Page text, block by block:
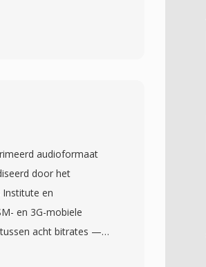
georganiseerd
architectuur,
Één ander
samples,
binnen één
vroege
grotendeels uit het
bestanden belangrijk
audioformaat
door het
Institute en
en 3G-mobiele
acht bitrates —
en